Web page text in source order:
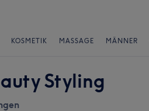
KOSMETIK MASSAGE MÄNNER
Styling